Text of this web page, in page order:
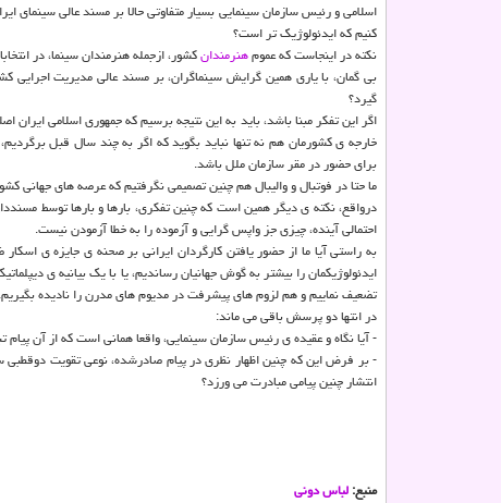
اسلامی و رئیس سازمان سینمایی بسیار متفاوتی حالا بر مسند عالی
كنیم كه ایدئولوژیك تر است؟
نكته در اینجاست كه عمومهنرمندانكشور، ازجمله هنرمندان سینما، در
بی گمان، با یاری همین گرایش سینماگران، بر مسند عالی مدیریت اجرایی
گیرد؟
اگر این تفكر مبنا باشد، باید به این نتیجه برسیم كه جمهوری اسلامی ایران
خارجه ی كشورمان هم نه تنها نباید بگوید كه اگر به چند سال قبل
برای حضور در مقر سازمان ملل باشد.
ما حتا در فوتبال و والیبال هم چنین تصمیمی نگرفتیم كه عرصه های جهانی
درواقع، نكته ی دیگر همین است كه چنین تفكری، بارها و بارها توسط
احتمالی آینده، چیزی جز واپس گرایی و آزموده را به خطا آزمودن نیست.
به راستی آیا ما از حضور یافتن كارگردان ایرانی بر صحنه ی جایزه ی
ایدئولوژیكمان را بیشتر به گوش جهانیان رساندیم، یا با یك بیانیه ی
تضعیف نماییم و هم لزوم های پیشرفت در مدیوم های مدرن را نادیده بگیریم.
در انتها دو پرسش باقی می ماند:
- آیا نگاه و عقیده ی رئیس سازمان سینمایی، واقعا همانی است كه از آن
- بر فرض این كه چنین اظهار نظری در پیام صادرشده، نوعی تقویت دوقطبی
انتشار چنین پیامی مبادرت می ورزد؟
منبع:لباس دونی